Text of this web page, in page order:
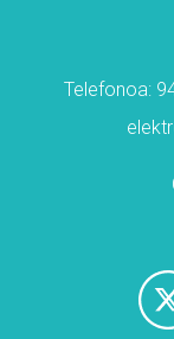
Telefonoa: